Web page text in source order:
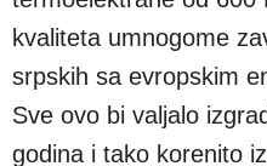
kvaliteta umnogome
srpskih sa evropskim
Sve ovo bi valjalo
godina i tako korenito